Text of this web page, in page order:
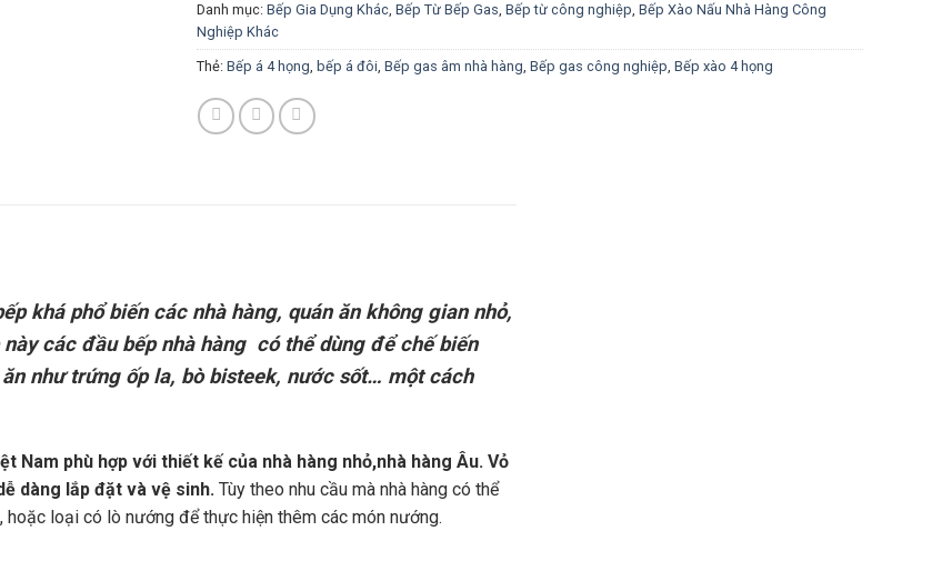
Danh mục: Bếp Gia Dụng Khác, Bếp Từ Bếp Gas, Bếp từ công nghiệp, Bếp Xào Nấu Nhà Hàng Công
Nghiệp Khác
Thẻ: Bếp á 4 họng, bếp á đôi, Bếp gas âm nhà hàng, Bếp gas công nghiệp, Bếp xào 4 họng
khá phổ biến các nhà hàng, quán ăn không gian nhỏ,
các đầu bếp nhà hàng có thể dùng để chế biến
như trứng ốp la, bò bisteek, nước sốt… một cách
Nam phù hợp với thiết kế của nhà hàng nhỏ,nhà hàng Âu. Vỏ
dàng lắp đặt và vệ sinh. Tùy theo nhu cầu mà nhà hàng có thể
loại có lò nướng để thực hiện thêm các món nướng.